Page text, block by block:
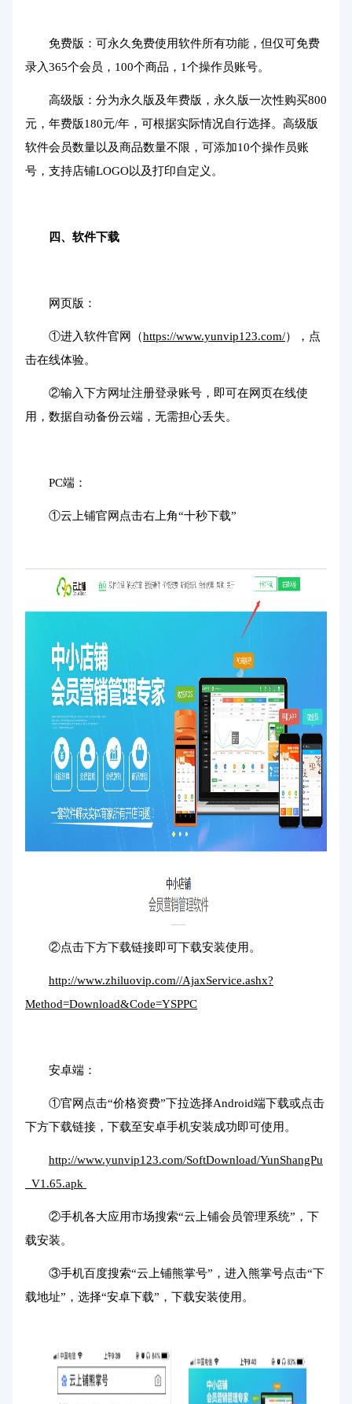
免费版：可永久免费使用软件所有功能，但仅可免费
录入365个会员，100个商品，1个操作员账号。
高级版：分为永久版及年费版，永久版一次性购买800
元，年费版180元/年，可根据实际情况自行选择。高级版
软件会员数量以及商品数量不限，可添加10个操作员账
号，支持店铺LOGO以及打印自定义。
四、软件下载
网页版：
①进入软件官网（https://www.yunvip123.com/），点
击在线体验。
②输入下方网址注册登录账号，即可在网页在线使
用，数据自动备份云端，无需担心丢失。
PC端：
①云上铺官网点击右上角“十秒下载”
②点击下方下载链接即可下载安装使用。
http://www.zhiluovip.com//AjaxService.ashx?
Method=Download&Code=YSPPC
安卓端：
①官网点击“价格资费”下拉选择Android端下载或点击
下方下载链接，下载至安卓手机安装成功即可使用。
http://www.yunvip123.com/SoftDownload/YunShangPu
_V1.65.apk
②手机各大应用市场搜索“云上铺会员管理系统”，下
载安装。
③手机百度搜索“云上铺熊掌号”，进入熊掌号点击“下
载地址”，选择“安卓下载”，下载安装使用。